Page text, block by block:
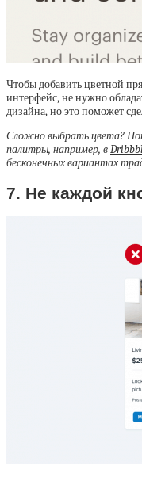
Чтобы добавить цветной
интерфейс, не нужно
дизайна, но это поможет
Сложно выбрать цвета?
палитры, например, в
бесконечных вариантах
7. Не каждой